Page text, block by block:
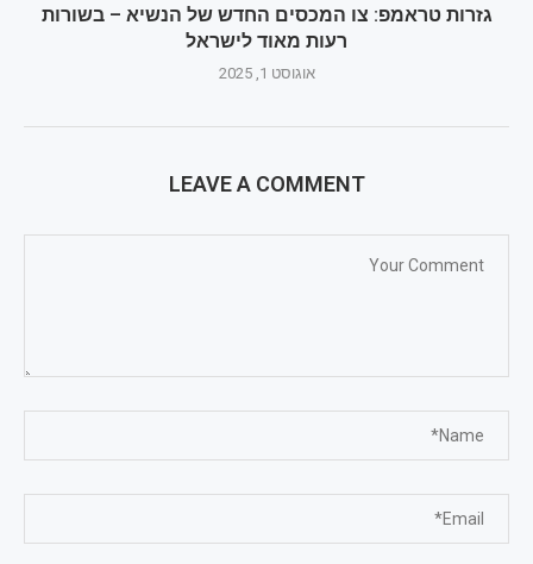
גזרות טראמפ: צו המכסים החדש של הנשיא – בשורות
רעות מאוד לישראל
אוגוסט 1, 2025
LEAVE A COMMENT